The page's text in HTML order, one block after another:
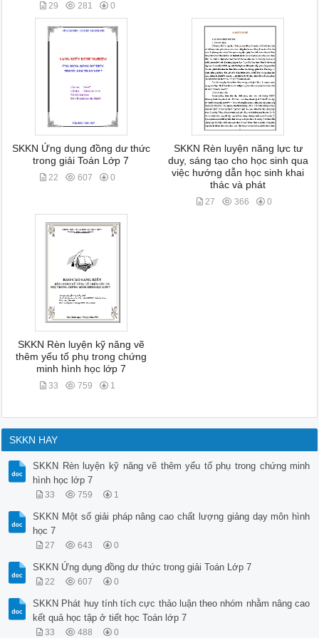
29 281 0
SKKN Ứng dụng đồng dư thức
trong giải Toán Lớp 7
22 607 0
SKKN Rèn luyện năng lực tư
duy, sáng tạo cho học sinh qua
việc hướng dẫn học sinh khai
thác và phát
27 366 0
SKKN Rèn luyện kỹ năng vẽ
thêm yếu tố phụ trong chứng
minh hình học lớp 7
33 759 1
SKKN HAY
SKKN Rèn luyện kỹ năng vẽ thêm yếu tố phụ trong chứng minh
hình học lớp 7
33 759 1
SKKN Một số giải pháp nâng cao chất lượng giảng dạy môn hình
học 7
27 643 0
SKKN Ứng dụng đồng dư thức trong giải Toán Lớp 7
22 607 0
SKKN Phát huy tính tích cực thảo luận theo nhóm nhằm nâng cao
kết quả học tập ở tiết học Toán lớp 7
33 488 0